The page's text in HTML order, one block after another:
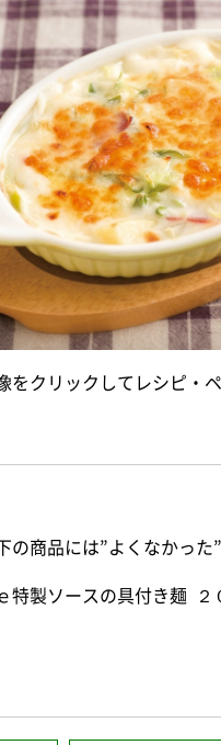
をクリックしてレシピ・
の商品には”よくなかった
特製ソースの具付き麺